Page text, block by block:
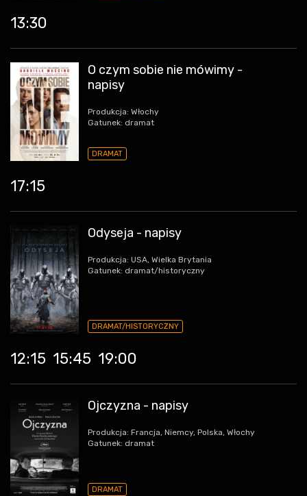
13:30
O czym sobie nie mówimy -
napisy
Produkcja: Włochy
Gatunek: dramat
DRAMAT
17:15
Odyseja - napisy
Produkcja: USA, Wielka Brytania
Gatunek: dramat/historyczny
DRAMAT/HISTORYCZNY
12:15 15:45 19:00
Ojczyzna - napisy
Produkcja: Francja, Niemcy, Polska, Włochy
Gatunek: dramat
DRAMAT